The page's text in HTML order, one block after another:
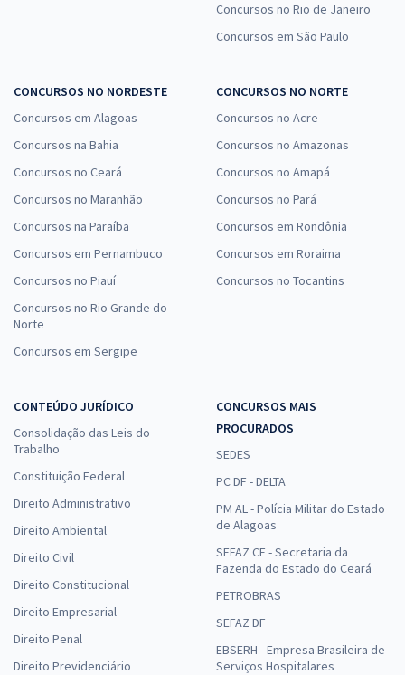
Concursos no Rio de Janeiro
Concursos em São Paulo
CONCURSOS NO NORDESTE
Concursos em Alagoas
Concursos na Bahia
Concursos no Ceará
Concursos no Maranhão
Concursos na Paraíba
Concursos em Pernambuco
Concursos no Piauí
Concursos no Rio Grande do
Norte
Concursos em Sergipe
CONCURSOS NO NORTE
Concursos no Acre
Concursos no Amazonas
Concursos no Amapá
Concursos no Pará
Concursos em Rondônia
Concursos em Roraima
Concursos no Tocantins
CONTEÚDO JURÍDICO
Consolidação das Leis do
Trabalho
Constituição Federal
Direito Administrativo
Direito Ambiental
Direito Civil
Direito Constitucional
Direito Empresarial
Direito Penal
Direito Previdenciário
CONCURSOS MAIS
PROCURADOS
SEDES
PC DF - DELTA
PM AL - Polícia Militar do Estado
de Alagoas
SEFAZ CE - Secretaria da
Fazenda do Estado do Ceará
PETROBRAS
SEFAZ DF
EBSERH - Empresa Brasileira de
Serviços Hospitalares